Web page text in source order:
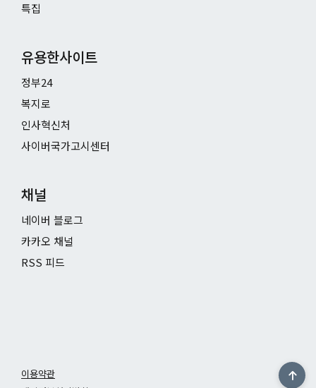
특집
유용한사이트
정부24
복지로
인사혁신처
사이버국가고시센터
채널
네이버 블로그
카카오 채널
RSS 피드
이용약관